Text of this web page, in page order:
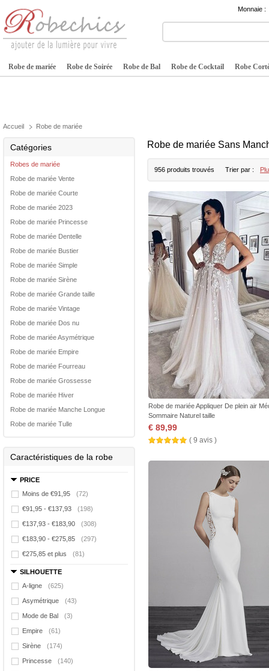
Monnaie :
Robe de mariée Robe de Soirée Robe de Bal Robe de Cocktail Robe
Accueil Robe de mariée
Catégories
Robes de mariée
Robe de mariée Vente
Robe de mariée Courte
Robe de mariée 2023
Robe de mariée Princesse
Robe de mariée Dentelle
Robe de mariée Bustier
Robe de mariée Simple
Robe de mariée Sirène
Robe de mariée Grande taille
Robe de mariée Vintage
Robe de mariée Dos nu
Robe de mariée Asymétrique
Robe de mariée Empire
Robe de mariée Fourreau
Robe de mariée Grossesse
Robe de mariée Hiver
Robe de mariée Manche Longue
Robe de mariée Tulle
Caractéristiques de la robe
PRICE
Moins de €91,95
(72)
€91,95 - €137,93 (198)
€137,93 - €183,90 (308)
€183,90 - €275,85 (297)
€275,85 et plus (81)
SILHOUETTE
A-ligne
(625)
Asymétrique (43)
Mode de Bal (3)
Empire (61)
Sirène (174)
Princesse (140)
Robe de mariée Sans
956 produits trouvés Trier par :
Robe de mariée Appliquer De plein air
Sommaire Naturel taille
€ 89,99
( 9 avis )